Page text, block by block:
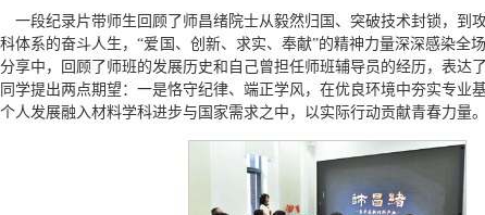
一段纪录片带师生回顾了师昌绪院士从毅然归国、突破技术封锁，到
体系的奋斗人生，“爱国、创新、求实、奉献”的精神力量深深感染全
享中，回顾了师班的发展历史和自己曾担任师班辅导员的经历，表达
学提出两点期望：一是恪守纪律、端正学风，在优良环境中夯实专业
人发展融入材料学科进步与国家需求之中，以实际行动贡献青春力量。